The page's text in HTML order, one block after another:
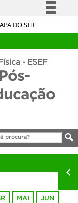
DO SITE
à informação
Legislação
Canais
- ESEF
MAI JUN